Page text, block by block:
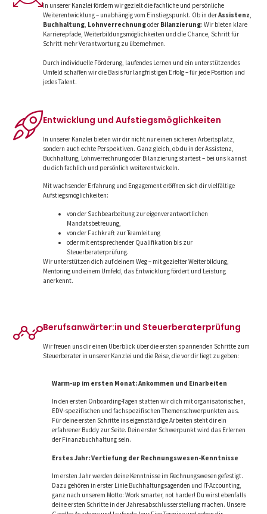
In unserer Kanzlei fördern wir gezielt die fachliche und persönliche
Weiterentwicklung – unabhängig vom Einstiegspunkt. Ob in derAssistenz
Buchhaltung Lohnverrechnungoder Bilanzierung: Wir bieten klare
Karrierepfade, Weiterbildungsmöglichkeiten und die Chance, Schritt für
Schritt mehr Verantwortung zu übernehmen.
Durch individuelle Förderung, laufendes Lernen und ein unterstützendes
Umfeld schaffen wir die Basis für langfristigen Erfolg – für jede Position und
jedes Talent.
Entwicklung und Aufstiegs­möglichkeiten
In unserer Kanzlei bieten wir dir nicht nur einen sicheren Arbeitsplatz,
sondern auch echte Perspektiven. Ganz gleich, ob du in der Assistenz,
Buchhaltung, Lohnverrechnung oder Bilanzierung startest – bei uns kannst
du dich fachlich und persönlich weiterentwickeln.
Mit wachsender Erfahrung und Engagement eröffnen sich dir vielfältige
Aufstiegsmöglichkeiten:
von der Sachbearbeitung zur eigenverantwortlichen
Mandatsbetreuung,
von der Fachkraft zur Teamleitung
oder mit entsprechender Qualifikation bis zur
Steuerberaterprüfung.
Wir unterstützen dich auf deinem Weg – mit gezielter Weiterbildung,
Mentoring und einem Umfeld, das Entwicklung fördert und Leistung
anerkennt.
Berufsanwärter:in und Steuerberater­prüfung
Wir freuen uns dir einen Überblick über die ersten spannenden Schritte zum
Steuerberater in unserer Kanzlei und die Reise, die vor dir liegt zu geben:
Warm-up im ersten Monat: Ankommen und Einarbeiten
In den ersten Onboarding-Tagen statten wir dich mit organisatorischen,
EDV-spezifischen und fachspezifischen Themenschwerpunkten aus.
Für deine ersten Schritte ins eigenständige Arbeiten steht dir ein
erfahrener Buddy zur Seite. Dein erster Schwerpunkt wird das Erlernen
der Finanzbuchhaltung sein.
Erstes Jahr: Vertiefung der Rechnungswesen-Kenntnisse
Im ersten Jahr werden deine Kenntnisse im Rechnungswesen gefestigt.
Dazu gehören in erster Linie Buchhaltungsagenden und IT-Accounting,
ganz nach unserem Motto: Work smarter, not harder! Du wirst ebenfalls
deine ersten Schritte in der Jahresabschlusserstellung machen. Unsere